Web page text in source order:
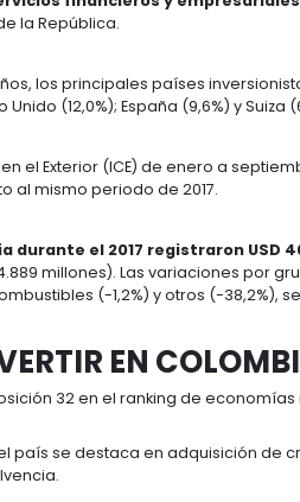
de desarrollo y
servicios.Actualmente el
y capaces de asociarse
con diversas
de la Inversión Extranjera
(17,9%); servicios
el Banco de la República.
10 años, los
Reino Unido (12,0%);